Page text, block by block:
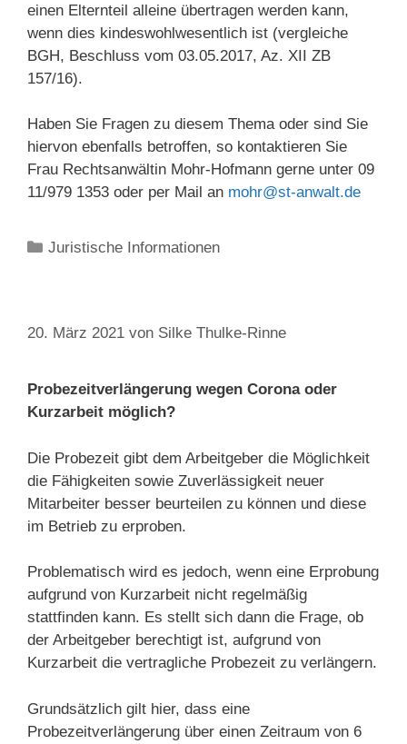
einen Elternteil alleine übertragen werden kann,
wenn dies kindeswohlwesentlich ist (vergleiche
BGH, Beschluss vom 03.05.2017, Az. XII ZB
157/16).
Haben Sie Fragen zu diesem Thema oder sind Sie
hiervon ebenfalls betroffen, so kontaktieren Sie
Frau Rechtsanwältin Mohr-Hofmann gerne unter 09
11/979 1353 oder per Mail an mohr@st-anwalt.de
Kategorien
Juristische Informationen
20. März 2021 von Silke Thulke-Rinne
Probezeitverlängerung wegen Corona oder
Kurzarbeit möglich?
Die Probezeit gibt dem Arbeitgeber die Möglichkeit
die Fähigkeiten sowie Zuverlässigkeit neuer
Mitarbeiter besser beurteilen zu können und diese
im Betrieb zu erproben.
Problematisch wird es jedoch, wenn eine Erprobung
aufgrund von Kurzarbeit nicht regelmäßig
stattfinden kann. Es stellt sich dann die Frage, ob
der Arbeitgeber berechtigt ist, aufgrund von
Kurzarbeit die vertragliche Probezeit zu verlängern.
Grundsätzlich gilt hier, dass eine
Probezeitverlängerung über einen Zeitraum von 6